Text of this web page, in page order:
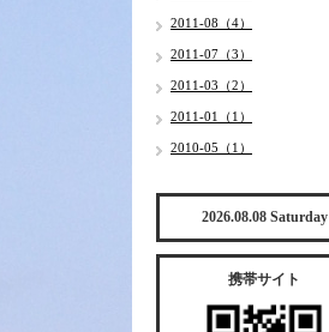
2011-08（4）
2011-07（3）
2011-03（2）
2011-01（1）
2010-05（1）
2026.08.08 Saturday
携帯サイト